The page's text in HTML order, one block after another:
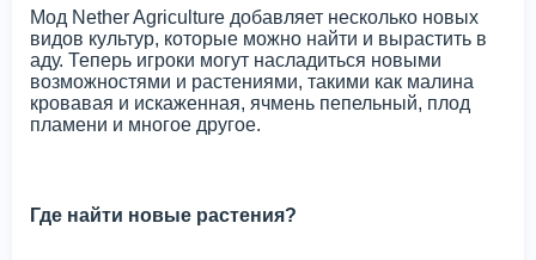
Мод Nether Agriculture добавляет несколько новых
видов культур, которые можно найти и вырастить в
аду. Теперь игроки могут насладиться новыми
возможностями и растениями, такими как малина
кровавая и искаженная, ячмень пепельный, плод
пламени и многое другое.
Где найти новые растения?